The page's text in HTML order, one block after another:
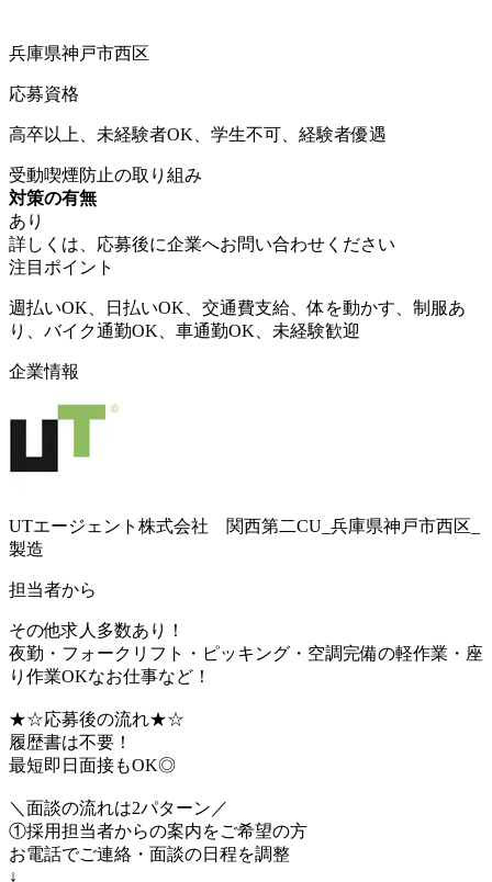
兵庫県神戸市西区
応募資格
高卒以上、未経験者OK、学生不可、経験者優遇
受動喫煙防止の取り組み
対策の有無
あり
詳しくは、応募後に企業へお問い合わせください
注目ポイント
週払いOK、日払いOK、交通費支給、体を動かす、制服あ
り、バイク通勤OK、車通勤OK、未経験歓迎
企業情報
UTエージェント株式会社 関西第二CU_兵庫県神戸市西区_
製造
担当者から
その他求人多数あり！
夜勤・フォークリフト・ピッキング・空調完備の軽作業・座
り作業OKなお仕事など！
★☆応募後の流れ★☆
履歴書は不要！
最短即日面接もOK◎
＼面談の流れは2パターン／
①採用担当者からの案内をご希望の方
お電話でご連絡・面談の日程を調整
↓